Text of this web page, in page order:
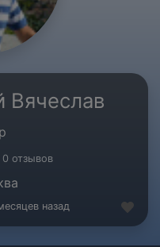
Вячеслав
0 отзывов
назад